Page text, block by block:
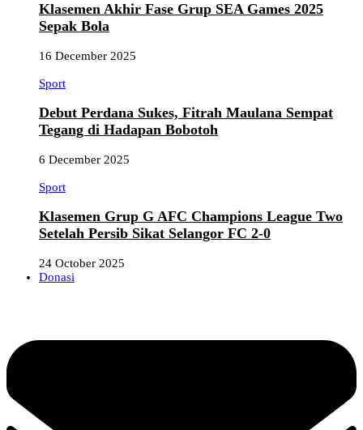
Klasemen Akhir Fase Grup SEA Games 2025
Sepak Bola
16 December 2025
Sport
Debut Perdana Sukes, Fitrah Maulana Sempat
Tegang di Hadapan Bobotoh
6 December 2025
Sport
Klasemen Grup G AFC Champions League Two
Setelah Persib Sikat Selangor FC 2-0
24 October 2025
Donasi